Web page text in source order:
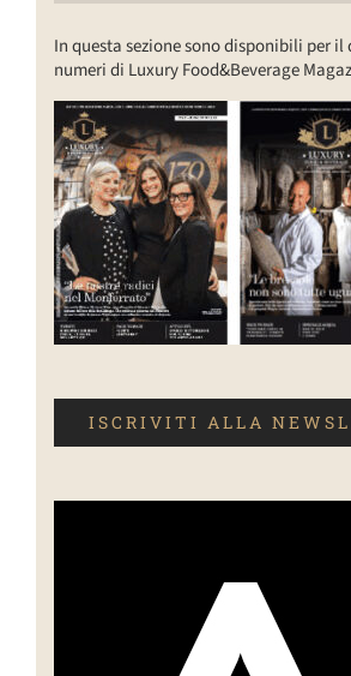
In questa sezione sono disponibili per
numeri di Luxury Food&Beverage
ISCRIVITI ALLA